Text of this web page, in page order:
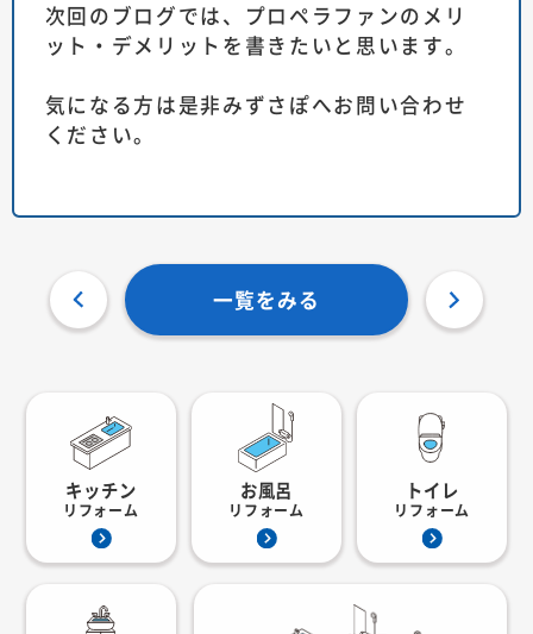
次回のブログでは、プロペラファンのメリ
ット・デメリットを書きたいと思います。
気になる方は是非みずさぽへお問い合わせ
ください。
一覧をみる
キッチン
リフォーム
お風呂
リフォーム
トイレ
リフォーム